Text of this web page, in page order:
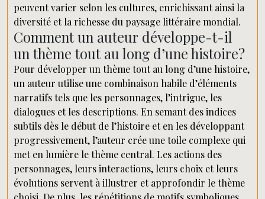
peuvent varier selon les cultures, enrichissant ainsi la
diversité et la richesse du paysage littéraire mondial.
Comment un auteur développe-t-il
un thème tout au long d’une histoire?
Pour développer un thème tout au long d’une histoire,
un auteur utilise une combinaison habile d’éléments
narratifs tels que les personnages, l’intrigue, les
dialogues et les descriptions. En semant des indices
subtils dès le début de l’histoire et en les développant
progressivement, l’auteur crée une toile complexe qui
met en lumière le thème central. Les actions des
personnages, leurs interactions, leurs choix et leurs
évolutions servent à illustrer et approfondir le thème